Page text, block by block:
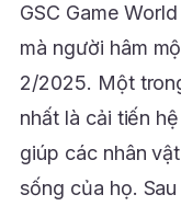
GSC Game
mà người hâm
2/2025. Một
nhất là cải tiến
giúp các nhân
sống của họ.